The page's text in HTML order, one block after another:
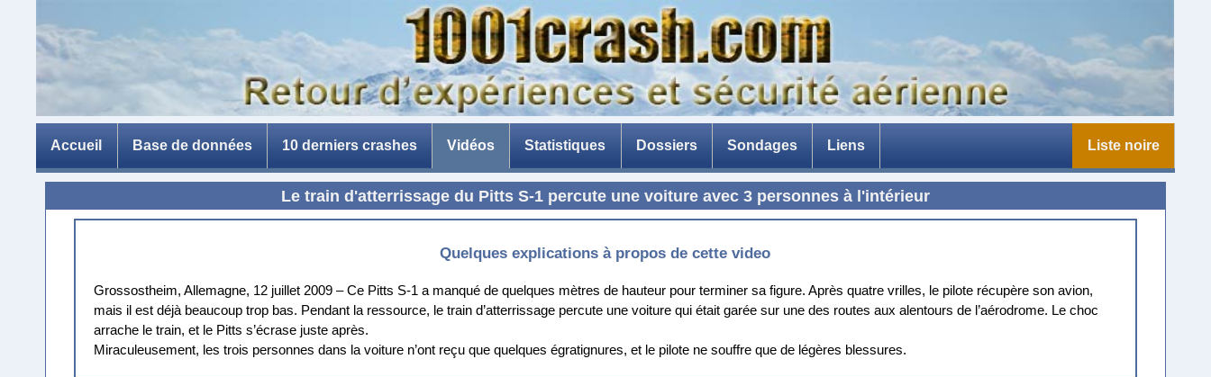
Accueil Base de données 10 derniers crashes Vidéos Statistiques Dossiers
La catastrophe de Ténérife
La peur de l'avion
Avion en composite
La menace des drones
Les briseurs de barrages
Sondages Liens Liste noire
Le train d'atterrissage du Pitts S-1 percute une voiture avec 3 personnes à l'intérieur
Quelques explications à propos de cette video
Grossostheim, Allemagne, 12 juillet 2009 – Ce Pitts S-1 a manqué de quelques mètres de hauteur pour terminer sa figure. Après quatre vrilles, le pilote récupère son avion,
mais il est déjà beaucoup trop bas. Pendant la ressource, le train d’atterrissage percute une voiture qui était garée sur une des routes aux alentours de l’aérodrome. Le choc
arrache le train, et le Pitts s’écrase juste après.
Miraculeusement, les trois personnes dans la voiture n’ont reçu que quelques égratignures, et le pilote ne souffre que de légères blessures.